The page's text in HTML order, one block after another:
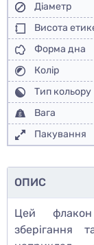
Діаметр
Висота
Форма дна
Колір
Тип кольору
Вага
Пакування
ОПИС
Цей
зберігання